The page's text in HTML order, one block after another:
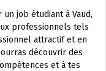
job étudiant à Vaud,
professionnels tels
attractif et en
découvrir des
et à tes